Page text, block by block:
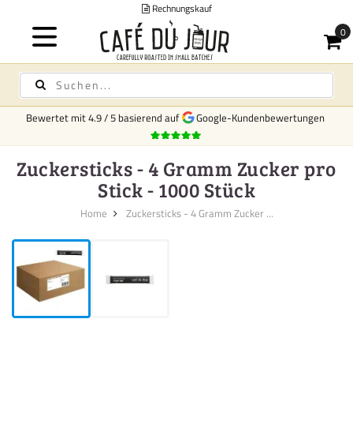
Rechnungskauf
Bewertet mit4.9/5 basierend auf Google-Kundenbewertungen
Zuckersticks - 4 Gramm Zucker pro
Stick - 1000 Stück
Home Zuckersticks - 4 Gramm Zucker ...